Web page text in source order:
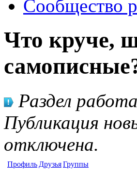
Сообщество
Что круче,
Раздел
Публикация
отключена.
Профиль ДрузьяГруппы